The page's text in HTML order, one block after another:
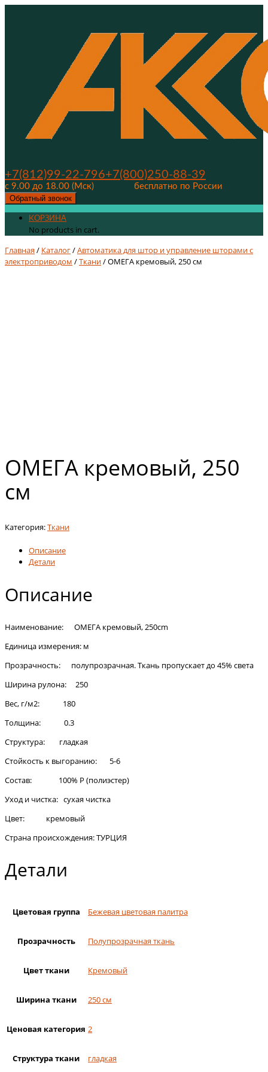
+7(812)99-22-796+7(800)250-88-39
с 9.00 до 18.00 (Мск)
бесплатно по России
Обратный звонок
КОРЗИНА
No products in cart.
Главная/ Каталог/Автоматика для штор и управление шторами с
электроприводом /Ткани/ ОМЕГА кремовый, 250 см
ОМЕГА кремовый, 250
см
Категория:Ткани
Описание
Детали
Описание
Наименование: ОМЕГА кремовый, 250cm
Единица измерения: м
Прозрачность: полупрозрачная. Ткань пропускает до 45% света
Ширина рулона: 250
Вес, г/м2: 180
Толщина: 0.3
Структура: гладкая
Стойкость к выгоранию: 5-6
Состав: 100% Р (полиэстер)
Уход и чистка: сухая чистка
Цвет: кремовый
Страна происхождения: ТУРЦИЯ
Детали
Цветовая группа Бежевая цветовая палитра
Прозрачность Полупрозрачная ткань
Цвет ткани Кремовый
Ширина ткани 250 см
Ценовая категория 2
Структура ткани гладкая